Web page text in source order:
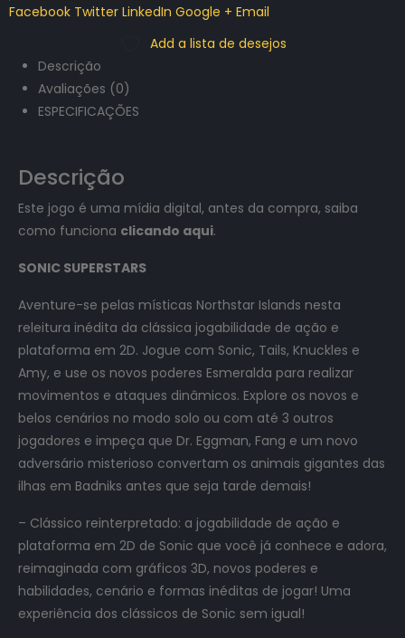
Facebook Twitter LinkedIn Google + Email
Add a lista de desejos
Descrição
Avaliações (0)
ESPECIFICAÇÕES
Descrição
Este jogo é uma mídia digital, antes da compra, saiba
como funciona clicando aqui.
SONIC SUPERSTARS
Aventure-se pelas místicas Northstar Islands nesta
releitura inédita da clássica jogabilidade de ação e
plataforma em 2D. Jogue com Sonic, Tails, Knuckles e
Amy, e use os novos poderes Esmeralda para realizar
movimentos e ataques dinâmicos. Explore os novos e
belos cenários no modo solo ou com até 3 outros
jogadores e impeça que Dr. Eggman, Fang e um novo
adversário misterioso convertam os animais gigantes das
ilhas em Badniks antes que seja tarde demais!
– Clássico reinterpretado: a jogabilidade de ação e
plataforma em 2D de Sonic que você já conhece e adora,
reimaginada com gráficos 3D, novos poderes e
habilidades, cenário e formas inéditas de jogar! Uma
experiência dos clássicos de Sonic sem igual!